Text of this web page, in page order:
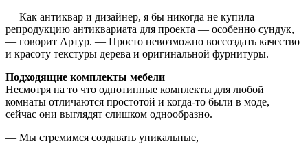
— Как антиквар и дизайнер, я бы никогда не купила
репродукцию антиквариата для проекта — особенно сундук,
— говорит Артур. — Просто невозможно воссоздать качество
и красоту текстуры дерева и оригинальной фурнитуры.
Подходящие комплекты мебели
Несмотря на то что однотипные комплекты для любой
комнаты отличаются простотой и когда-то были в моде,
сейчас они выглядят слишком однообразно.
— Мы стремимся создавать уникальные,